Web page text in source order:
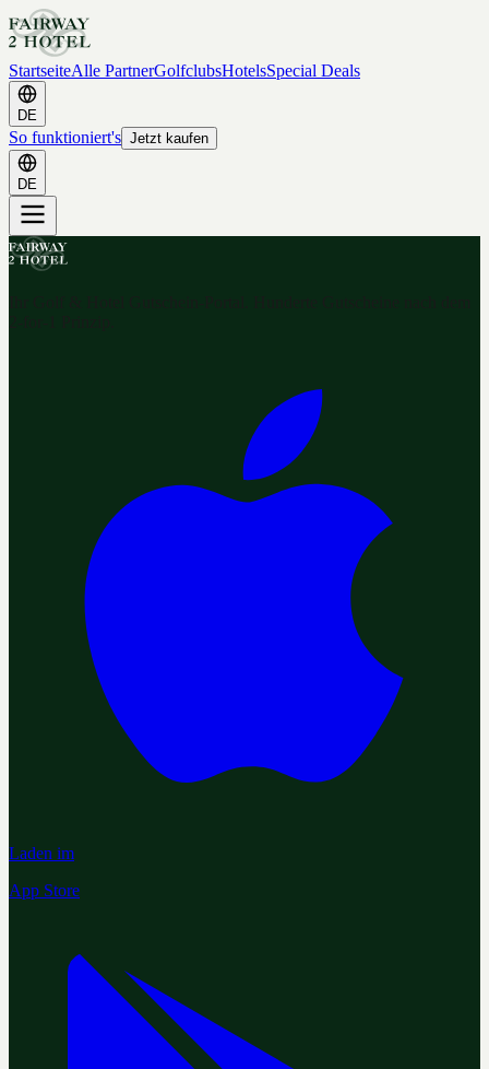
StartseiteAlle PartnerGolfclubsHotelsSpecial Deals
DE
So funktioniert's Jetzt kaufen
DE
Laden im
App Store